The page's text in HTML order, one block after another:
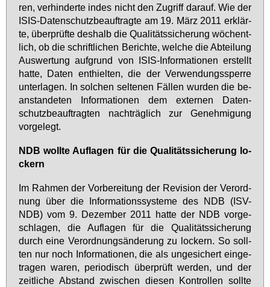
ren, ver­hin­der­te in­des nicht den Zu­griff dar­auf. Wie der
ISIS-Da­ten­schutz­be­auf­trag­te am 19. März 2011 er­klär­
te, über­prüf­te des­halb die Qua­li­täts­si­che­rung wö­chent­
lich, ob die schrift­li­chen Be­rich­te, wel­che die Ab­tei­lung
Aus­wer­tung auf­grund von ISIS-In­for­ma­tio­nen er­stellt
hat­te, Da­ten ent­hiel­ten, die der Ver­wen­dungs­sper­re
un­ter­la­gen. In sol­chen sel­te­nen Fäl­len wur­den die be­
an­stan­de­ten In­for­ma­tio­nen dem ex­ter­nen Da­ten­
schutz­be­auf­trag­ten nach­träg­lich zur Ge­neh­mi­gung
vor­ge­legt.
NDB woll­te Auf­la­gen für die Qua­li­täts­si­che­rung lo­
ckern
Im Rah­men der Vor­be­rei­tung der Re­vi­si­on der Ver­ord­
nung über die In­for­ma­ti­ons­sys­te­me des NDB (ISV-
NDB) vom 9. De­zem­ber 2011 hat­te der NDB vor­ge­
schla­gen, die Auf­la­gen für die Qua­li­täts­si­che­rung
durch ei­ne Ver­ord­nungs­än­de­rung zu lo­ckern. So soll­
ten nur noch In­for­ma­tio­nen, die als un­ge­si­chert ein­ge­
tra­gen wa­ren, pe­ri­odisch über­prüft wer­den, und der
zeit­li­che Ab­stand zwi­schen die­sen Kon­trol­len soll­te